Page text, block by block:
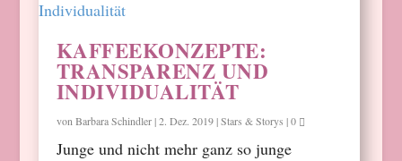
KAFFEEKONZEPTE:
TRANSPARENZ UND
INDIVIDUALITÄT
von Barbara Schindler|2. Dez. 2019|Stars & Storys |0
Junge und nicht mehr ganz so junge